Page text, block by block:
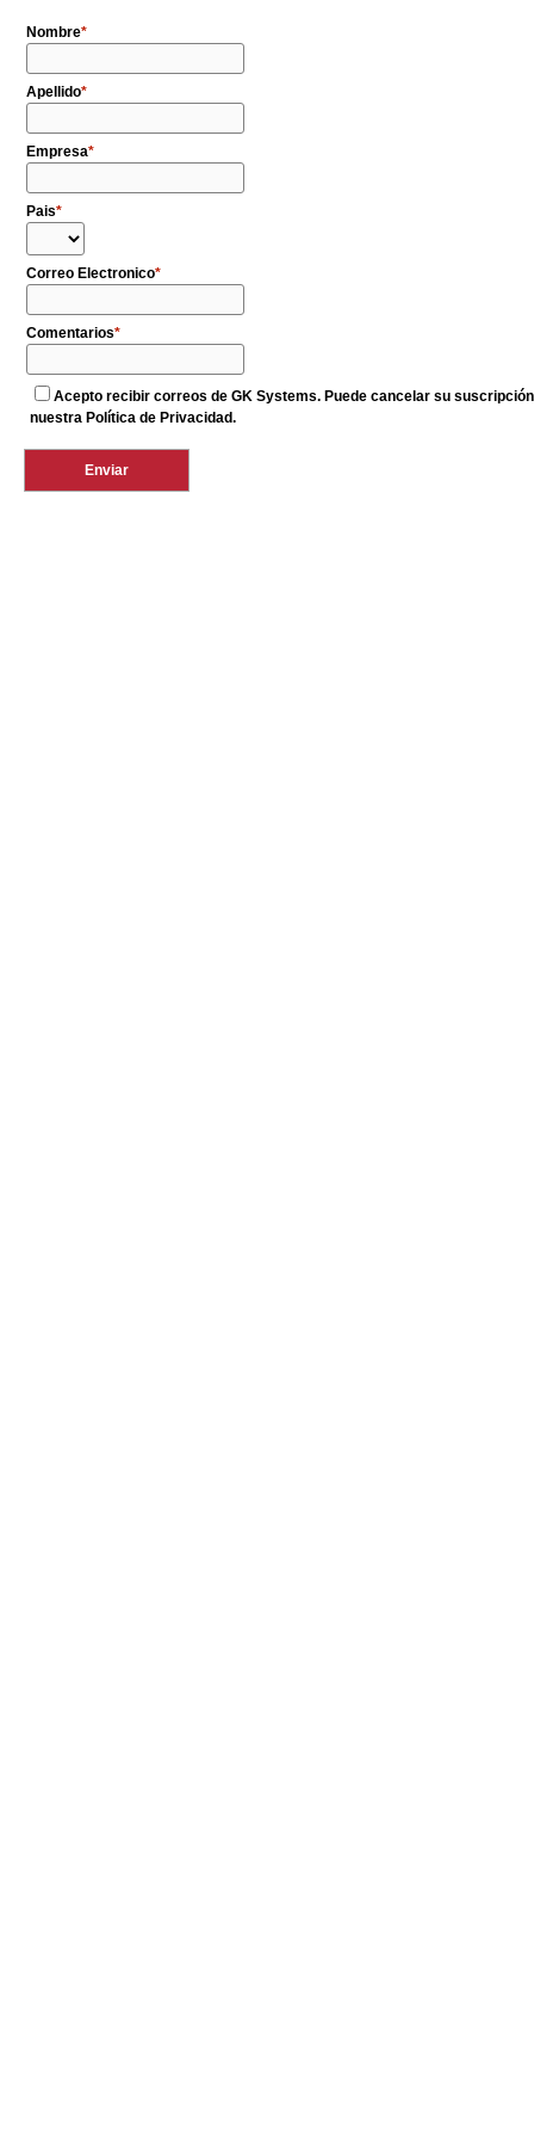
Nombre
Apellido
Empresa
Pais
Correo Electronico
Comentarios
Acepto recibir correos de GK Systems. Puede cancelar su
nuestra Política de Privacidad.